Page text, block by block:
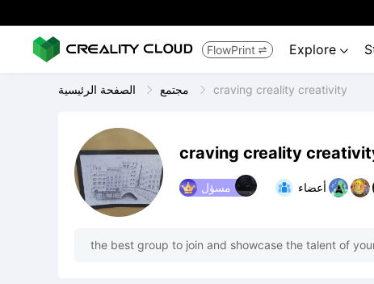
FlowPrint  Explore 
craving creality creativity
craving creality
مسؤل أعضاء
the best group to join and showcase the talent of